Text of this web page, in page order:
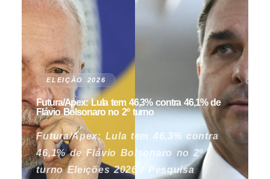
ELEIÇÃO 2026
Futura/Apex: Lula tem 46,3% contra 46,1% de
Flávio Bolsonaro no 2º turno
Futura/Apex: Lula tem 46,3% contra
46,1% de Flávio Bolsonaro no 2º
turno Eleições 2026 / Pesquisa